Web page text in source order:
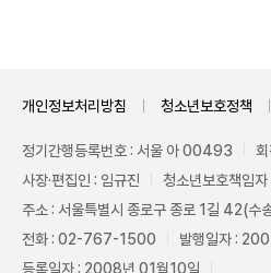
개인정보처리방침 청소년보호정책
정기간행등록번호 : 서울 아 00493
회
사장·편집인 : 임규진
청소년보호책임자
주소 : 서울특별시 종로구 종로 1길 42(
전화 : 02-767-1500
발행일자 :
등록일자 : 2008년 01월10일